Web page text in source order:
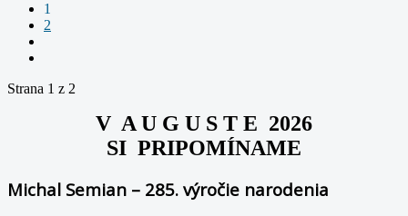
1
2
Strana 1 z 2
V A U G U S T E 2026
SI PRIPOMÍNAME
Michal Semian – 285. výročie narodenia